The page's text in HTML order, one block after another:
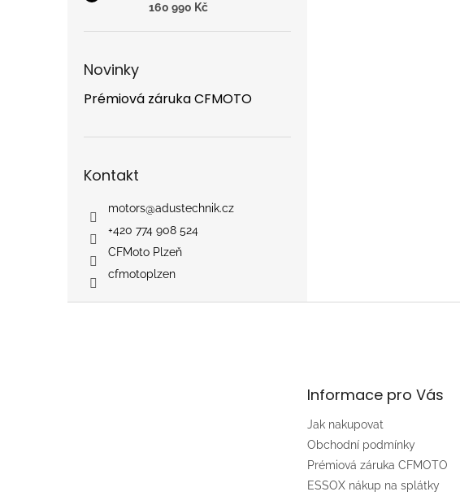
160 990 Kč
Novinky
Prémiová záruka CFMOTO
Kontakt
motors@adustechnik.cz
+420 774 908 524
CFMoto Plzeň
cfmotoplzen
Informace pro Vás
Jak nakupovat
Obchodní podmínky
Prémiová záruka CFMOTO
ESSOX nákup na splátky